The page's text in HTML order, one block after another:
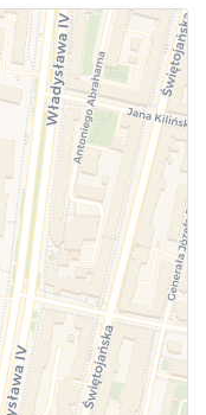
informację o